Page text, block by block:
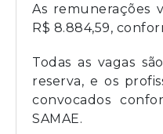
As remunerações
R$ 8.884,59,
Todas as vagas
reserva, e os
convocados
SAMAE.